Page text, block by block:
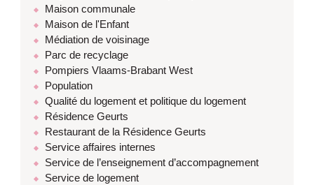
Maison communale
Maison de l'Enfant
Médiation de voisinage
Parc de recyclage
Pompiers Vlaams-Brabant West
Population
Qualité du logement et politique du logement
Résidence Geurts
Restaurant de la Résidence Geurts
Service affaires internes
Service de l’enseignement d’accompagnement
Service de logement